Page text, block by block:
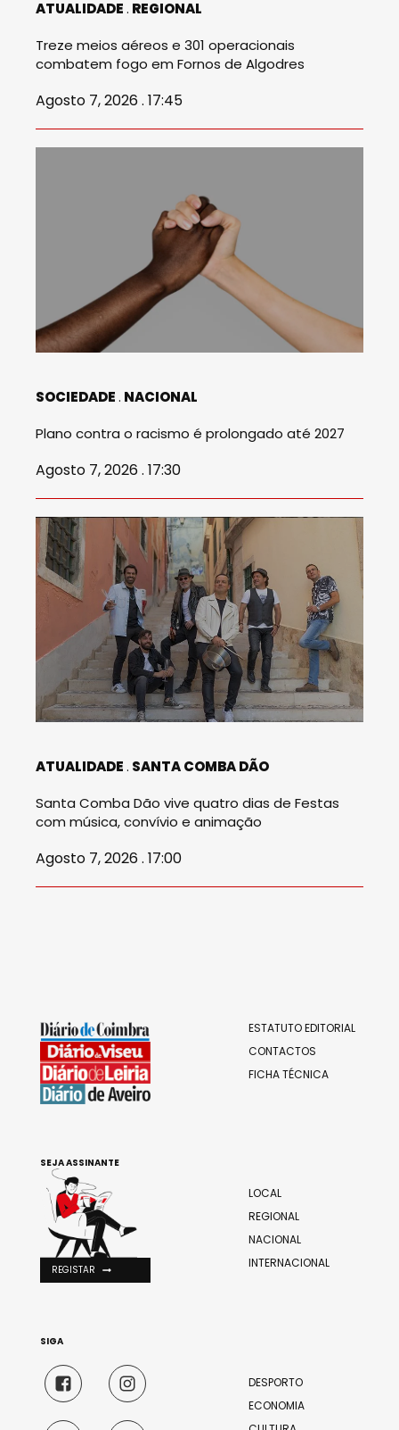
ATUALIDADE REGIONAL
Treze meios aéreos e 301 operacionais
combatem fogo em Fornos de Algodres
Agosto 7, 2026 . 17:45
SOCIEDADE NACIONAL
Plano contra o racismo é prolongado até 2027
Agosto 7, 2026 . 17:30
ATUALIDADE SANTA COMBA DÃO
Santa Comba Dão vive quatro dias de Festas
com música, convívio e animação
Agosto 7, 2026 . 17:00
ESTATUTO EDITORIAL
CONTACTOS
FICHA TÉCNICA
LOCAL
REGIONAL
NACIONAL
INTERNACIONAL
DESPORTO
ECONOMIA
SEJA ASSINANTE
REGISTAR
SIGA